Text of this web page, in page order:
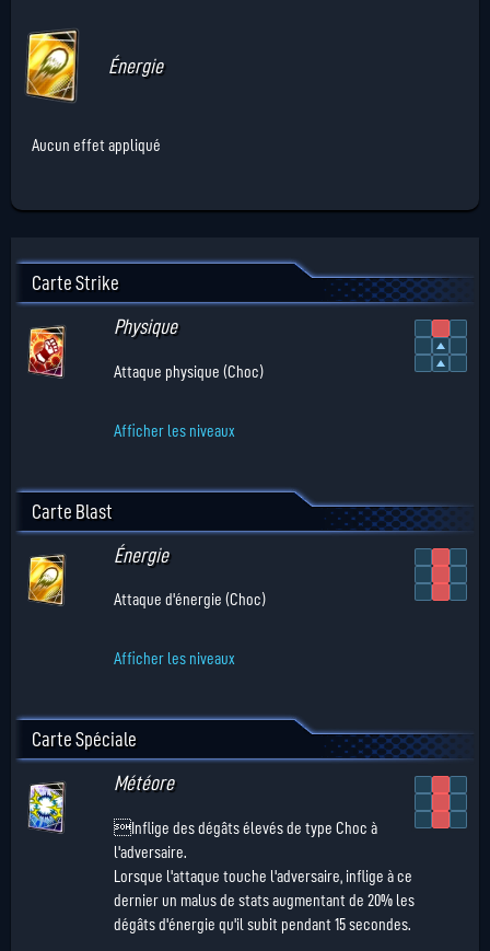
Énergie
Aucun effet appliqué
Carte Strike
Physique
Attaque physique (Choc)
Afficher les niveaux
Carte Blast
Énergie
Attaque d'énergie (Choc)
Afficher les niveaux
Carte Spéciale
Météore
Inflige des dégâts élevés de type Choc à
l'adversaire.
Lorsque l'attaque touche l'adversaire, inflige à ce
dernier un malus de stats augmentant de 20% les
dégâts d'énergie qu'il subit pendant 15 secondes.